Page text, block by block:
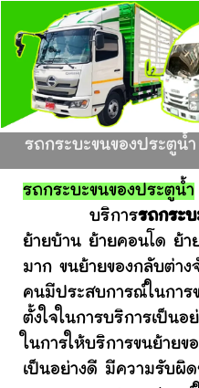
รถกระบะขนของประตูน้ำ
รถกระบะขนของประตูน้ำ
บริการรถกระ
ย้ายบ้าน ย้ายคอนโด ย้
มาก ขนย้ายของกลับต่า
คนมีประสบการณ์ในการ
ตั้งใจในการบริการเป็น
ในการให้บริการขนย้าย
เป็นอย่างดี มีความรับผิ